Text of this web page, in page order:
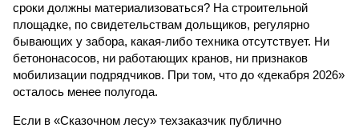
сроки должны материализоваться? На строительной
площадке, по свидетельствам дольщиков, регулярно
бывающих у забора, какая-либо техника отсутствует. Ни
бетононасосов, ни работающих кранов, ни признаков
мобилизации подрядчиков. При том, что до «декабря 2026»
осталось менее полугода.
Если в «Сказочном лесу» техзаказчик публично